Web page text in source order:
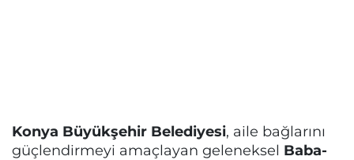
Konya Büyükşehir Belediyesi, aile bağlarını
güçlendirmeyi amaçlayan geleneksel Baba-